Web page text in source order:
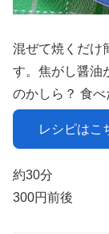
混ぜて焼くだけ
す。焦がし醤
のかしら？ 食べ
レシピはこ
約30分
300円前後